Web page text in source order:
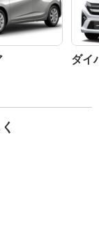
ダイ